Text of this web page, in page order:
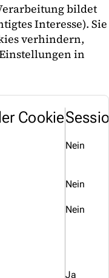
bildet
Interesse). Sie
verhindern,
in
Cookie
Nein
Nein
Nein
Ja